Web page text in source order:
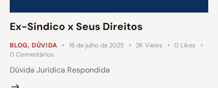
Ex-Síndico x Seus Direitos
BLOG, DÚVIDA 16 de julho de 2025 2K Views 0 Likes
0 Comentários
Dúvida Jurídica Respondida